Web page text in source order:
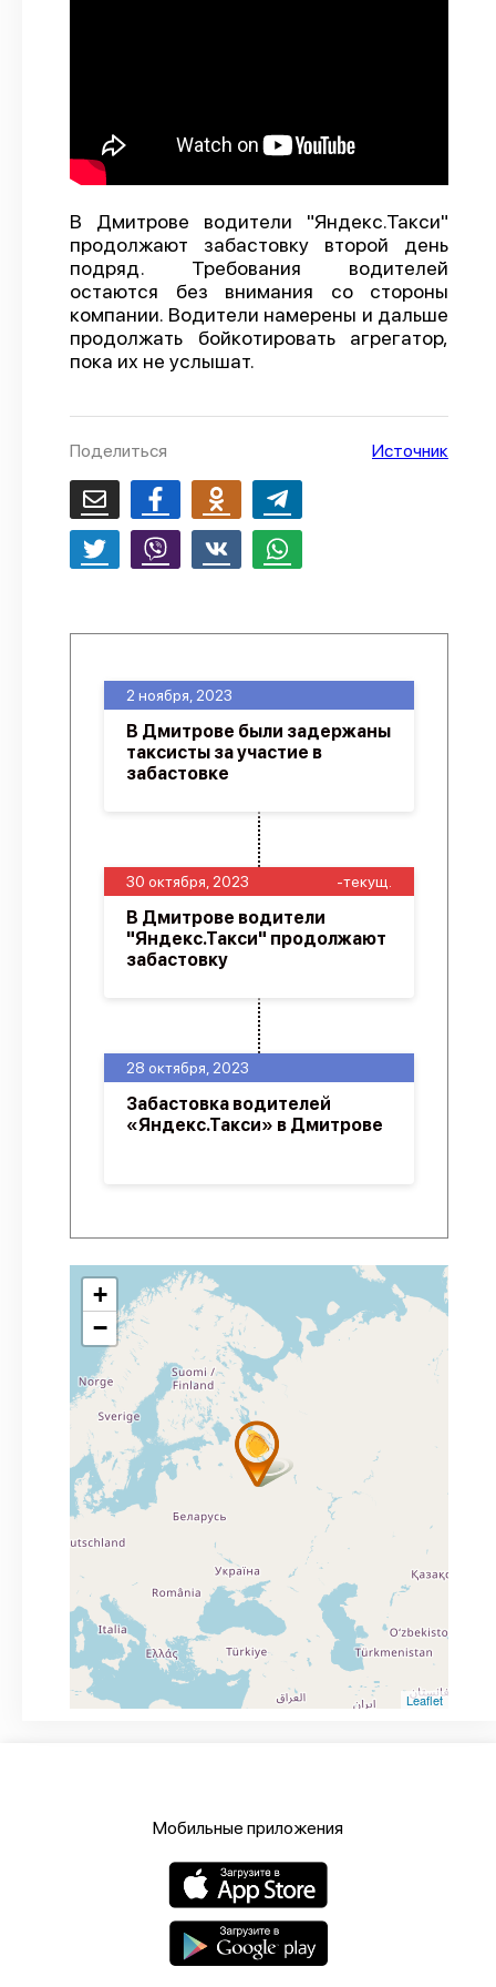
В Дмитрове водители "Яндекс.Такси"
продолжают забастовку второй день
подряд. Требования водителей
остаются без внимания со стороны
компании. Водители намерены и дальше
продолжать бойкотировать агрегатор,
пока их не услышат.
Поделиться Источник
28 октября, 2023
Забастовка водителей
«Яндекс.Такси» в Дмитрове
30 октября, 2023 -текущ.
В Дмитрове водители
"Яндекс.Такси" продолжают
забастовку
2 ноября, 2023
В Дмитрове были задержаны
таксисты за участие в
забастовке
+
−
Leaflet
Мобильные приложения